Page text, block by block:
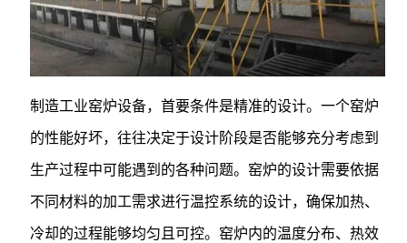
制造工业窑炉设备，首要条件是精准的设计。一个窑炉
的性能好坏，往往决定于设计阶段是否能够充分考虑到
生产过程中可能遇到的各种问题。窑炉的设计需要依据
不同材料的加工需求进行温控系统的设计，确保加热、
冷却的过程能够均匀且可控。窑炉内的温度分布、热效